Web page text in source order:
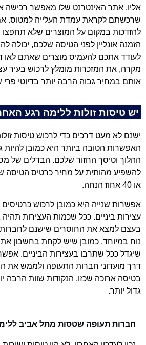
אליו. אתר האינטרנט שלו מאפשר רכישה
שרכשתם לקראת עמדת העלייה למטוס.
להזדכות במקום על המוצרים שלא תחפצו
הזמנה אונליין לפני הטיסה שלכם, יכולה
לעודד אתכם להעמיס מוצרים שאתם לאו
מקרה, את המזכרות מומלץ לרכוש בעיר
אותם במחיר גבוה הרבה יותר בדיוטי פרי
יש טיסות זולות ללימה רגע
ישנם לא מעט דרכים כדי לרכוש טיסות
האפשרות הטובה ביותר היא כמובן להיות
ההלוך וטיסך החזור שלכם. הבדלים של
או 40 אחוז הנחה.
אפשרות שנייה היא כמובן לרכוש
עצירות ביניים. ככל שכמות העצירות תהיה
בעצם למצא את החוסרים שישנם לחברות
נוח במיוחד. כמובן שיש לקחת בחשבון
שיגדל ככל שתרבו בעצירות הביניים.
דרך מועדוני חברות התעופה ולממש את
בטיסה ארוכה שכזו. הנקודות שוות הרבה
גדול יותר.
חברות תעופה שטסות מתל אביב